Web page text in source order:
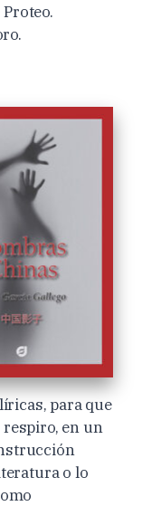
para que
en un
o lo